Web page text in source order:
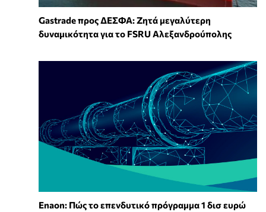
Gastrade προς ΔΕΣΦΑ: Ζητά μεγαλύτερη
δυναμικότητα για το FSRU Αλεξανδρούπολης
Enaon: Πώς το επενδυτικό πρόγραμμα 1 δισ ευρώ